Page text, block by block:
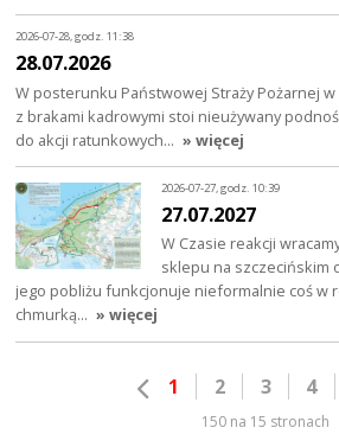
2026-07-28, godz. 11:38
28.07.2026
W posterunku Państwowej Straży Pożarnej
z brakami kadrowymi stoi nieużywany
do akcji ratunkowych… » więcej
2026-07-27, godz. 10:39
27.07.2027
W Czasie reakcji
sklepu na szczecińskim
jego pobliżu funkcjonuje nieformalnie coś w
chmurką… » więcej
1 2 3 4
150 na 15 stronach